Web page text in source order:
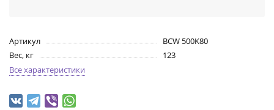
Артикул
BCW 500K80
Вес, кг
123
Все характеристики